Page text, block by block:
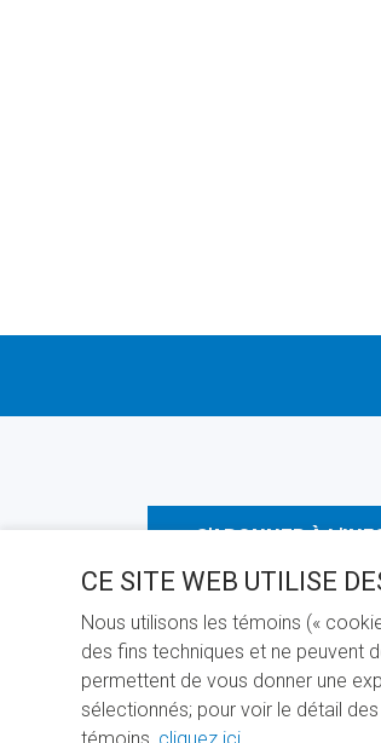
S'ABONNER À
CE SITE WEB UTILISE
Nous utilisons les témoins («
des fins techniques et ne peuvent
permettent de vous donner une
sélectionnés; pour voir le détail